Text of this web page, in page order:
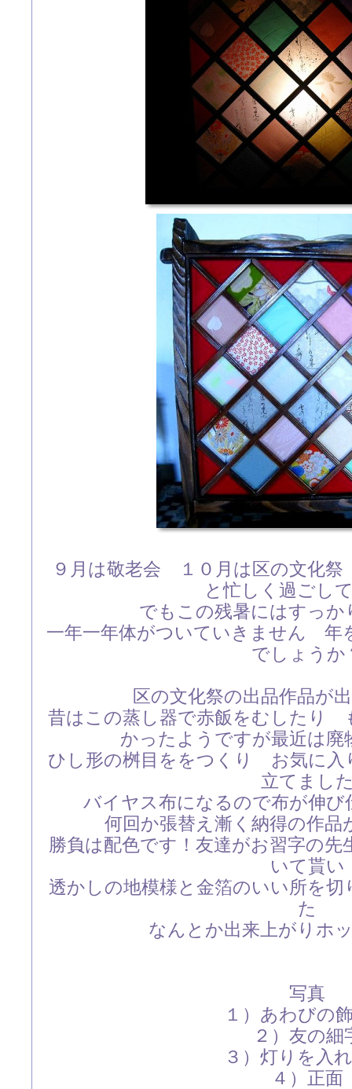
９月は敬老会 １０月は区の文化
と忙しく過ごし
でもこの残暑にはすっか
一年一年体がついていきません 年
でしょうか
区の文化祭の出品作品が
昔はこの蒸し器で赤飯をむしたり
かったようですが最近は廃
ひし形の桝目ををつくり お気に入
立てまし
バイヤス布になるので布が伸
何回か張替え漸く納得の作品
勝負は配色です！友達がお習字の
いて貰い
透かしの地模様と金箔のいい所を
た
なんとか出来上がりホ
写真
１）あわびの
２）友の細
３）灯りを入
４）正面